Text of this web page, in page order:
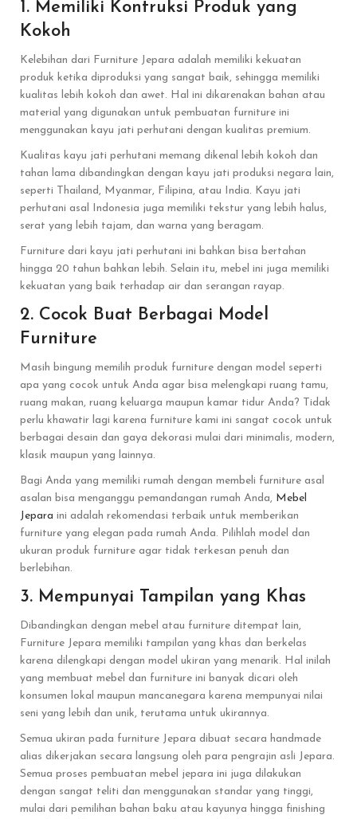
1. Memiliki Kontruksi Produk yang
Kokoh
Kelebihan dari Furniture Jepara adalah memiliki kekuatan
produk ketika diproduksi yang sangat baik, sehingga memiliki
kualitas lebih kokoh dan awet. Hal ini dikarenakan bahan atau
material yang digunakan untuk pembuatan furniture ini
menggunakan kayu jati perhutani dengan kualitas premium.
Kualitas kayu jati perhutani memang dikenal lebih kokoh dan
tahan lama dibandingkan dengan kayu jati produksi negara lain,
seperti Thailand, Myanmar, Filipina, atau India. Kayu jati
perhutani asal Indonesia juga memiliki tekstur yang lebih halus,
serat yang lebih tajam, dan warna yang beragam.
Furniture dari kayu jati perhutani ini bahkan bisa bertahan
hingga 20 tahun bahkan lebih. Selain itu, mebel ini juga memiliki
kekuatan yang baik terhadap air dan serangan rayap.
2. Cocok Buat Berbagai Model
Furniture
Masih bingung memilih produk furniture dengan model seperti
apa yang cocok untuk Anda agar bisa melengkapi ruang tamu,
ruang makan, ruang keluarga maupun kamar tidur Anda? Tidak
perlu khawatir lagi karena furniture kami ini sangat cocok untuk
berbagai desain dan gaya dekorasi mulai dari minimalis, modern,
klasik maupun yang lainnya.
Bagi Anda yang memiliki rumah dengan membeli furniture asal
asalan bisa menganggu pemandangan rumah Anda, Mebel
Jepara ini adalah rekomendasi terbaik untuk memberikan
furniture yang elegan pada rumah Anda. Pilihlah model dan
ukuran produk furniture agar tidak terkesan penuh dan
berlebihan.
3. Mempunyai Tampilan yang Khas
Dibandingkan dengan mebel atau furniture ditempat lain,
Furniture Jepara memiliki tampilan yang khas dan berkelas
karena dilengkapi dengan model ukiran yang menarik. Hal inilah
yang membuat mebel dan furniture ini banyak dicari oleh
konsumen lokal maupun mancanegara karena mempunyai nilai
seni yang lebih dan unik, terutama untuk ukirannya.
Semua ukiran pada furniture Jepara dibuat secara handmade
alias dikerjakan secara langsung oleh para pengrajin asli Jepara.
Semua proses pembuatan mebel jepara ini juga dilakukan
dengan sangat teliti dan menggunakan standar yang tinggi,
mulai dari pemilihan bahan baku atau kayunya hingga finishing